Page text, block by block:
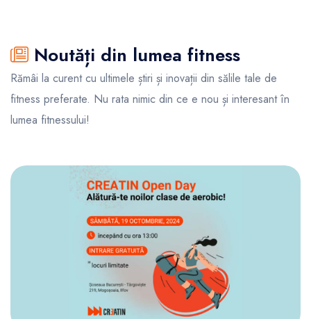
Noutăți din lumea fitness
Rămâi la curent cu ultimele știri și inovații din sălile tale de
fitness preferate. Nu rata nimic din ce e nou și interesant în
lumea fitnessului!